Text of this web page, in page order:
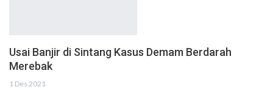
Usai Banjir di Sintang Kasus Demam Berdarah
Merebak
1 Des 2021